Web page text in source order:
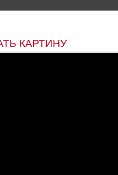
КАРТИНУ